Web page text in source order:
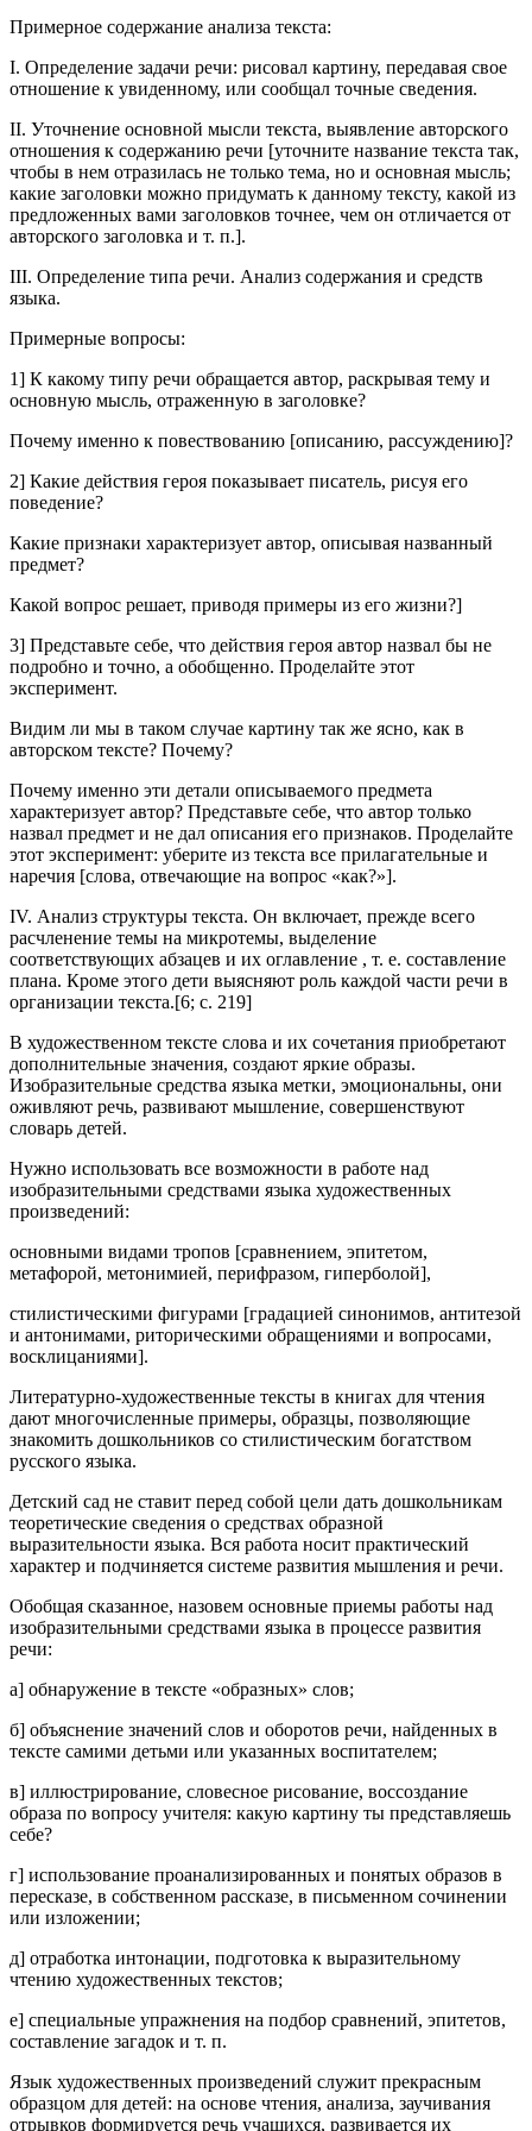
Примерное содержание анализа текста:
I. Определение задачи речи: рисовал картину, передавая свое
отношение к увиденному, или сообщал точные сведения.
II. Уточнение основной мысли текста, выявление авторского
отношения к содержанию речи [уточните название текста так,
чтобы в нем отразилась не только тема, но и основная мысль;
какие заголовки можно придумать к данному тексту, какой из
предложенных вами заголовков точнее, чем он отличается от
авторского заголовка и т. п.].
III. Определение типа речи. Анализ содержания и средств
языка.
Примерные вопросы:
1] К какому типу речи обращается автор, раскрывая тему и
основную мысль, отраженную в заголовке?
Почему именно к повествованию [описанию, рассуждению]?
2] Какие действия героя показывает писатель, рисуя его
поведение?
Какие признаки характеризует автор, описывая названный
предмет?
Какой вопрос решает, приводя примеры из его жизни?]
3] Представьте себе, что действия героя автор назвал бы не
подробно и точно, а обобщенно. Проделайте этот
эксперимент.
Видим ли мы в таком случае картину так же ясно, как в
авторском тексте? Почему?
Почему именно эти детали описываемого предмета
характеризует автор? Представьте себе, что автор только
назвал предмет и не дал описания его признаков. Проделайте
этот эксперимент: уберите из текста все прилагательные и
наречия [слова, отвечающие на вопрос «как?»].
IV. Анализ структуры текста. Он включает, прежде всего
расчленение темы на микротемы, выделение
соответствующих абзацев и их оглавление , т. е. составление
плана. Кроме этого дети выясняют роль каждой части речи в
организации текста.[6; c. 219]
В художественном тексте слова и их сочетания приобретают
дополнительные значения, создают яркие образы.
Изобразительные средства языка метки, эмоциональны, они
оживляют речь, развивают мышление, совершенствуют
словарь детей.
Нужно использовать все возможности в работе над
изобразительными средствами языка художественных
произведений:
основными видами тропов [сравнением, эпитетом,
метафорой, метонимией, перифразом, гиперболой],
стилистическими фигурами [градацией синонимов, антитезой
и антонимами, риторическими обращениями и вопросами,
восклицаниями].
Литературно-художественные тексты в книгах для чтения
дают многочисленные примеры, образцы, позволяющие
знакомить дошкольников со стилистическим богатством
русского языка.
Детский сад не ставит перед собой цели дать дошкольникам
теоретические сведения о средствах образной
выразительности языка. Вся работа носит практический
характер и подчиняется системе развития мышления и речи.
Обобщая сказанное, назовем основные приемы работы над
изобразительными средствами языка в процессе развития
речи:
а] обнаружение в тексте «образных» слов;
б] объяснение значений слов и оборотов речи, найденных в
тексте самими детьми или указанных воспитателем;
в] иллюстрирование, словесное рисование, воссоздание
образа по вопросу учителя: какую картину ты представляешь
себе?
г] использование проанализированных и понятых образов в
пересказе, в собственном рассказе, в письменном сочинении
или изложении;
д] отработка интонации, подготовка к выразительному
чтению художественных текстов;
е] специальные упражнения на подбор сравнений, эпитетов,
составление загадок и т. п.
Язык художественных произведений служит прекрасным
образцом для детей: на основе чтения, анализа, заучивания
отрывков формируется речь учащихся, развивается их